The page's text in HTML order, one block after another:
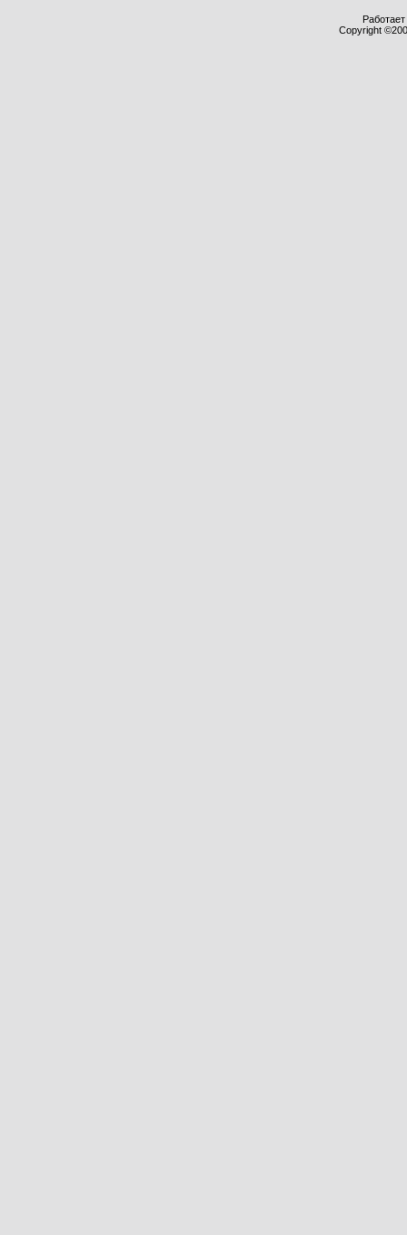
Copyright